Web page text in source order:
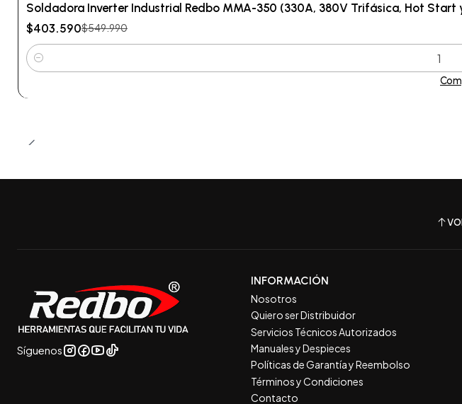
Soldadora Inverter Industrial Redbo MMA-350 (330A, 380V Trifásica, Hot Start
$403.590$549.990
Cantidad
Síguenos
INFORMACIÓN
Nosotros
Quiero ser Distribuidor
Servicios Técnicos Autorizados
Manuales y Despieces
Políticas de Garantía y Reembolso
Términos y Condiciones
Contacto